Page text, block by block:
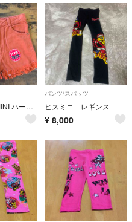
HYSTERIC MINI ハーフパンツ 130cm
パンツ/スパッツ
ヒスミニ レギンス
¥ 8,000